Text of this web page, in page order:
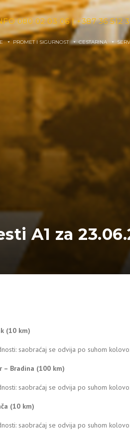
080 02 03 06|+387 36 512
PROMET I SIGURNOST CESTARINA
A1 za
(10 km)
saobraćaj se odvija po suhom
– Bradina (100 km)
saobraćaj se odvija po suhom
(10 km)
saobraćaj se odvija po suhom